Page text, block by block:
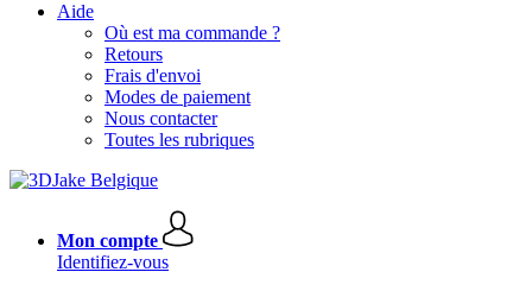
Aide
Où est ma commande ?
Retours
Frais d'envoi
Modes de paiement
Nous contacter
Toutes les rubriques
Mon compte
Identifiez-vous